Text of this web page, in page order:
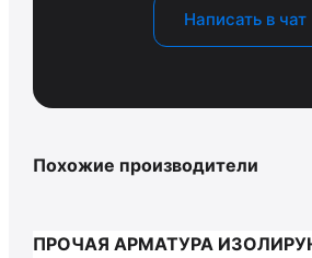
Написать в чат
Похожие производители
ПРОЧАЯ АРМАТУРА